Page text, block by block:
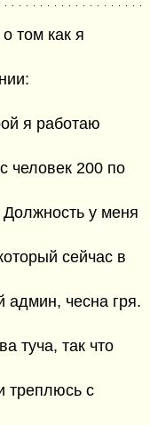
том как я
я работаю
человек 200 по
у меня
сейчас в
админ, чесна гря.
туча, так что
треплюсь с